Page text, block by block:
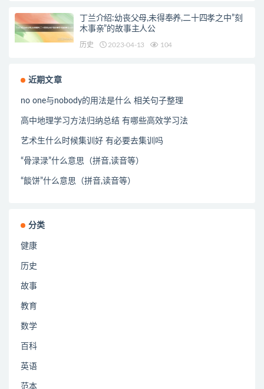
丁兰介绍:幼丧父母,未得奉养,二十四孝之中”刻
木事亲”的故事主人公
历史 2023-04-13 104
近期文章
no one与nobody的用法是什么 相关句子整理
高中地理学习方法归纳总结 有哪些高效学习法
艺术生什么时候集训好 有必要去集训吗
“骨渌渌”什么意思（拼音,读音等）
“餤饼”什么意思（拼音,读音等）
分类
健康
历史
故事
教育
数学
百科
英语
范本